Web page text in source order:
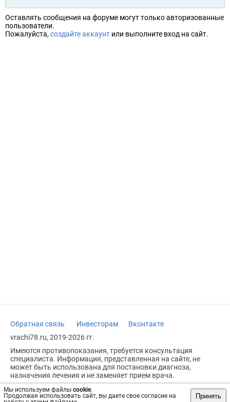
Мы используем файлы cookie.
Продолжая использовать сайт, вы даете свое согласие на
Принять
Оставлять сообщения на форуме могут только авторизованные
пользователи.
Пожалуйста, создайте аккаунт или выполните вход на сайт.
Обратная связь Инвесторам
Вконтакте
vrachi78.ru, 2019-2026 гг.
Имеются противопоказания, требуется консультация
специалиста. Информация, представленная на сайте, не
может быть использована для постановки диагноза,
назначения лечения и не заменяет прием врача.
Возрастное ограничение: 18+